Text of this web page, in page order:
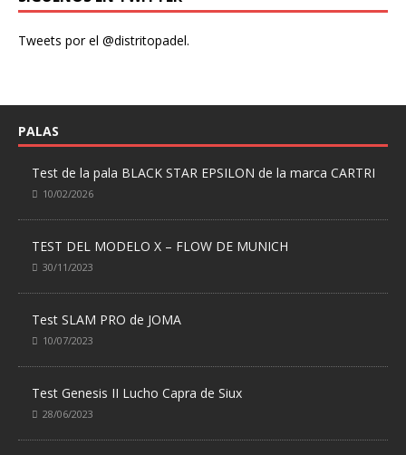
Tweets por el @distritopadel.
PALAS
Test de la pala BLACK STAR EPSILON de la marca CARTRI
10/02/2026
TEST DEL MODELO X – FLOW DE MUNICH
30/11/2023
Test SLAM PRO de JOMA
10/07/2023
Test Genesis II Lucho Capra de Siux
28/06/2023